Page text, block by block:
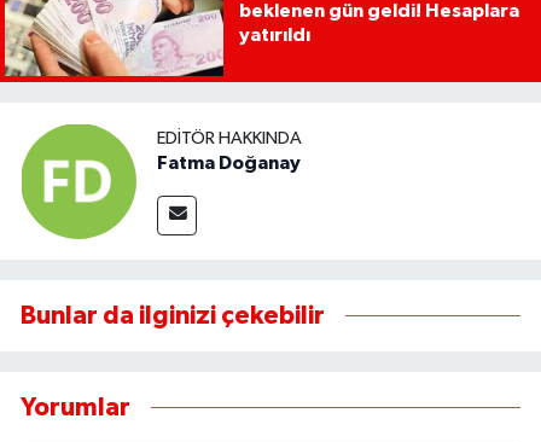
beklenen gün geldi! Hesaplara
yatırıldı
EDITÖR HAKKINDA
Fatma Doğanay
Bunlar da ilginizi çekebilir
Yorumlar